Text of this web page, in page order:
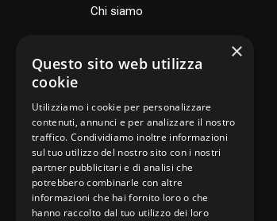
Chi siamo
Dove siamo nel mondo
Santi di Famiglia
Postulazione Generale
×
Questo sito web utilizza
cookie
Utilizziamo i cookie per personalizzare
contenuti, annunci e per analizzare il nostro
traffico. Condividiamo inoltre informazioni
sul tuo utilizzo del nostro sito con i nostri
partner pubblicitari e di analisi che
potrebbero combinarle con altre
informazioni che hai fornito loro o che
hanno raccolto dal tuo utilizzo dei loro